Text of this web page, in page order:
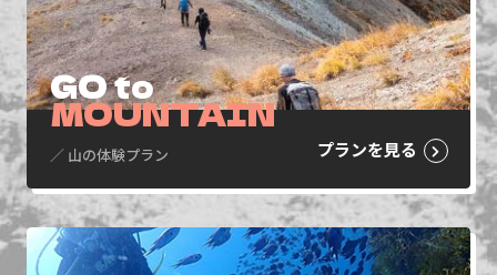
GO to
MOUNTAIN
／ 山の体験プラン プランを見る